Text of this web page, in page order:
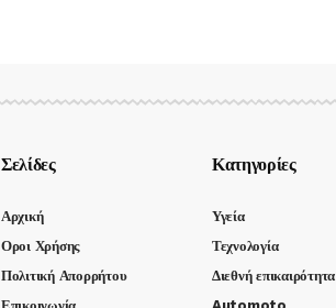
Σελίδες
Αρχική
Οροι Χρήσης
Πολιτική Απορρήτου
Κατηγορίες
Υγεία
Τεχνολογία
Διεθνή επικαιρότητα